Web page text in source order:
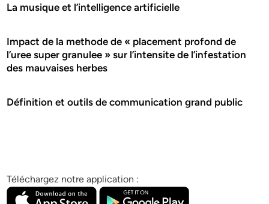
La musique et l’intelligence artificielle
Impact de la methode de « placement profond de
l’uree super granulee » sur l’intensite de l’infestation
des mauvaises herbes
Définition et outils de communication grand public
Téléchargez notre application :